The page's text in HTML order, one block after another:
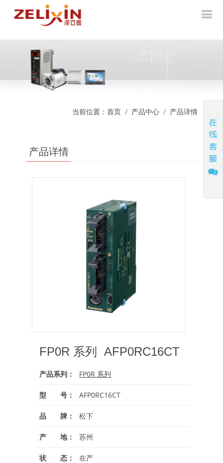
当前位置： 首页 产品中心 产品详情
产品详情
FP0R 系列 AFP0RC16CT
产品系列： FP0R 系列
型 号： AFP0RC16CT
品 牌： 松下
产 地： 苏州
状 态： 在产